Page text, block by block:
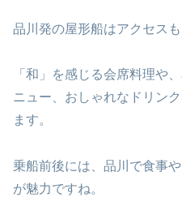
品川発の屋形船はアクセスも
「和」を感じる会席料理や
ニュー、おしゃれなドリン
ます。
乗船前後には、品川で食事
が魅力ですね。